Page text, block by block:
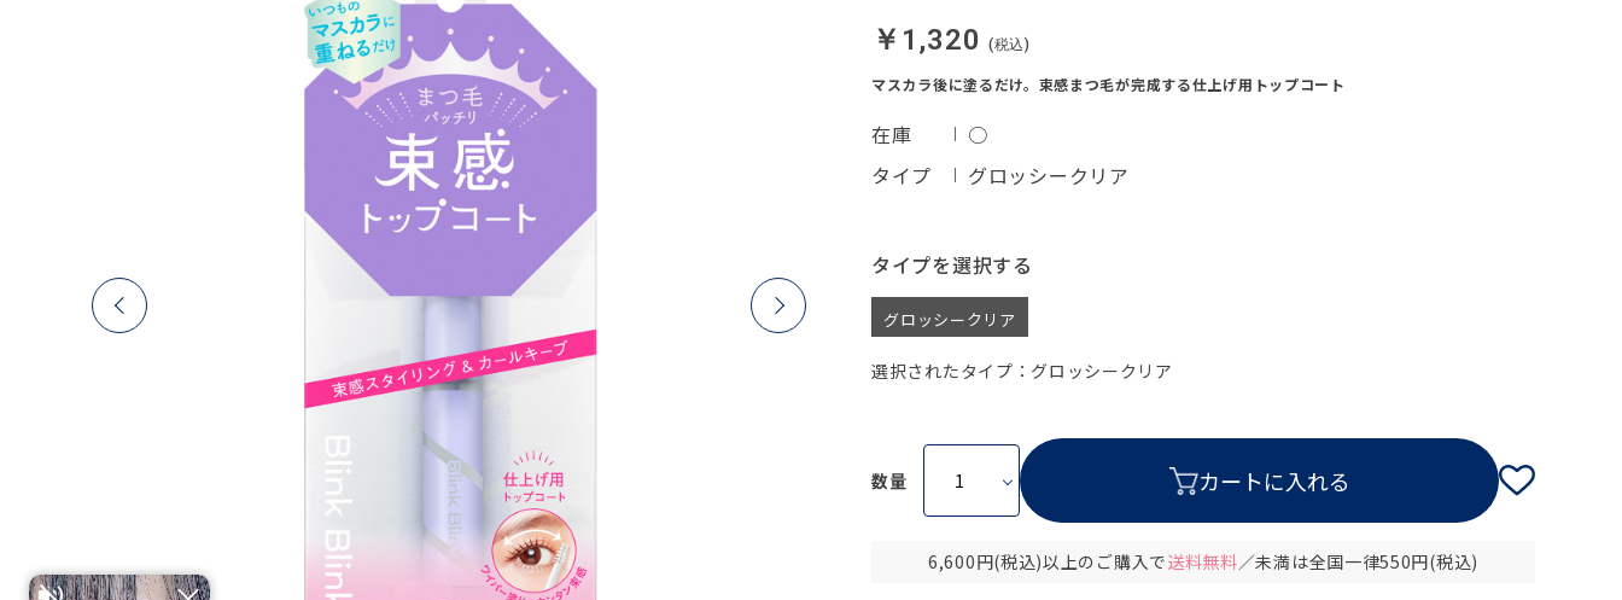
マスカラ後に塗るだけ。束感まつ毛が完成する仕上げ用トップコート
￥1,320
タイプ グロッシークリア
在庫 ○
タイプ
グロッシークリア
選択されたタイプ：グロッシークリア
数量
6,600円(税込)以上のご購入で送料無料／未満は全国一律550円(税込)